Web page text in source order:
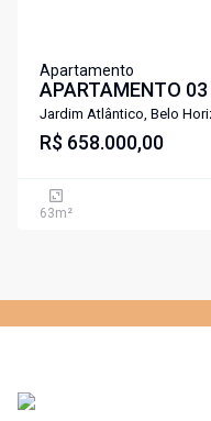
Apartamento
APARTAMENTO
DE LAZER
PAMPULHA SANTA
Jardim Atlântico, Belo
R$ 658.000,00
63m²